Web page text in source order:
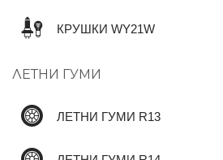
КРУШКИ WY21W
ЛЕТНИ ГУМИ
ЛЕТНИ ГУМИ R13